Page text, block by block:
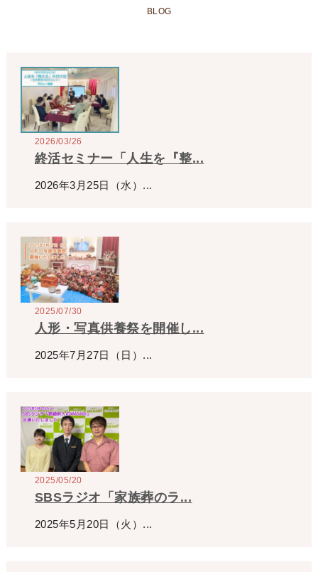
BLOG
2026/03/26
終活セミナー「人生を『整...
2026年3月25日（水）...
2025/07/30
人形・写真供養祭を開催し...
2025年7月27日（日）...
2025/05/20
SBSラジオ「家族葬のラ...
2025年5月20日（火）...